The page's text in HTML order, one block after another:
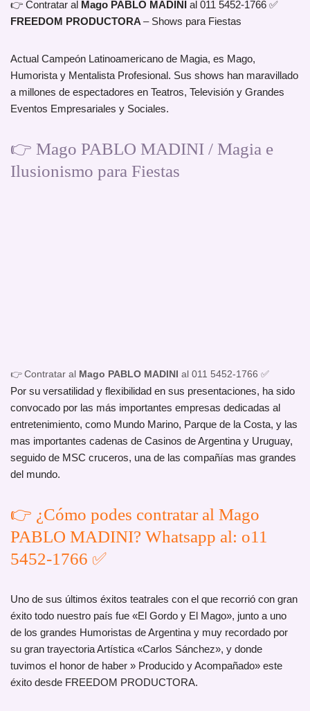
👉 Contratar al Mago PABLO MADINI al 011 5452-1766 ✅
FREEDOM PRODUCTORA – Shows para Fiestas
Actual Campeón Latinoamericano de Magia, es Mago,
Humorista y Mentalista Profesional. Sus shows han maravillado
a millones de espectadores en Teatros, Televisión y Grandes
Eventos Empresariales y Sociales.
👉 Mago PABLO MADINI / Magia e
Ilusionismo para Fiestas
👉 Contratar al Mago PABLO MADINI al 011 5452-1766 ✅
Por su versatilidad y flexibilidad en sus presentaciones, ha sido
convocado por las más importantes empresas dedicadas al
entretenimiento, como Mundo Marino, Parque de la Costa, y las
mas importantes cadenas de Casinos de Argentina y Uruguay,
seguido de MSC cruceros, una de las compañías mas grandes
del mundo.
👉 ¿Cómo podes contratar al Mago
PABLO MADINI? Whatsapp al: o11
5452-1766 ✅
Uno de sus últimos éxitos teatrales con el que recorrió con gran
éxito todo nuestro país fue «El Gordo y El Mago», junto a uno
de los grandes Humoristas de Argentina y muy recordado por
su gran trayectoria Artística «Carlos Sánchez», y donde
tuvimos el honor de haber » Producido y Acompañado» este
éxito desde FREEDOM PRODUCTORA.